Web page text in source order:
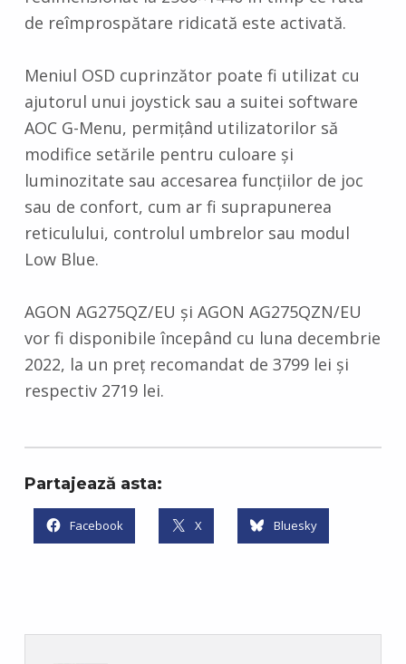
de reîmprospătare ridicată este activată.
Meniul OSD cuprinzător poate fi utilizat cu
ajutorul unui joystick sau a suitei software
AOC G-Menu, permițând utilizatorilor să
modifice setările pentru culoare și
luminozitate sau accesarea funcțiilor de joc
sau de confort, cum ar fi suprapunerea
reticulului, controlul umbrelor sau modul
Low Blue.
AGON AG275QZ/EU și AGON AG275QZN/EU
vor fi disponibile începând cu luna decembrie
2022, la un preț recomandat de 3799 lei și
respectiv 2719 lei.
Partajează asta:
Facebook X Bluesky